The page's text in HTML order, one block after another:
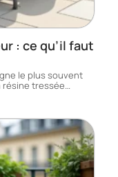
: ce qu’il faut
le plus souvent
résine tressée…